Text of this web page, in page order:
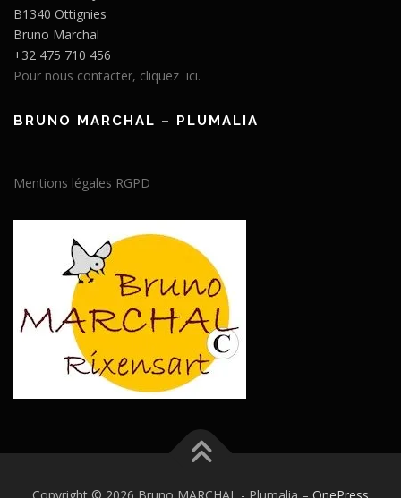
B1340 Ottignies
Bruno Marchal
+32 475 710 456
Pour nous contacter, cliquez ici.
BRUNO MARCHAL – PLUMALIA
Mentions légales RGPD